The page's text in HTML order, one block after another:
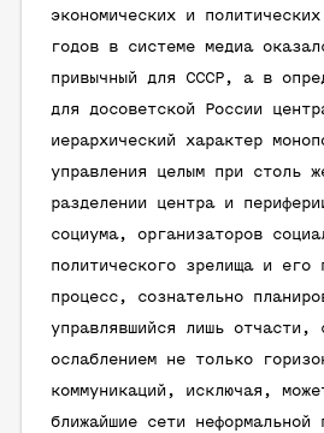
экономических и
годов в системе медиа
привычный для СССР, а в
для досоветской России
иерархический характер
управления целым при столь
разделении центра и
социума, организаторов
политического зрелища и его
процесс, сознательно
управлявшийся лишь отчасти,
ослаблением не только
коммуникаций, исключая,
ближайшие сети